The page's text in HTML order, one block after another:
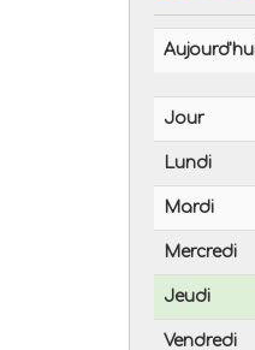
Jour
Lundi
Mardi
Mercredi
Jeudi
Vendredi